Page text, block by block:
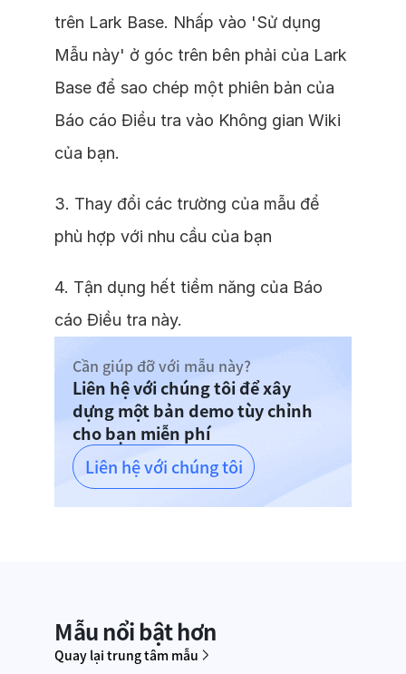
trên Lark Base. Nhấp vào 'Sử dụng
Mẫu này' ở góc trên bên phải của Lark
Base để sao chép một phiên bản của
Báo cáo Điều tra vào Không gian Wiki
của bạn.
3. Thay đổi các trường của mẫu để
phù hợp với nhu cầu của bạn
4. Tận dụng hết tiềm năng của Báo
cáo Điều tra này.
Liên hệ với chúng tôi
Cần giúp đỡ với mẫu này?
Liên hệ với chúng tôi để xây
dựng một bản demo tùy chỉnh
cho bạn miễn phí
Mẫu nổi bật hơn
Quay lại trung tâm mẫu